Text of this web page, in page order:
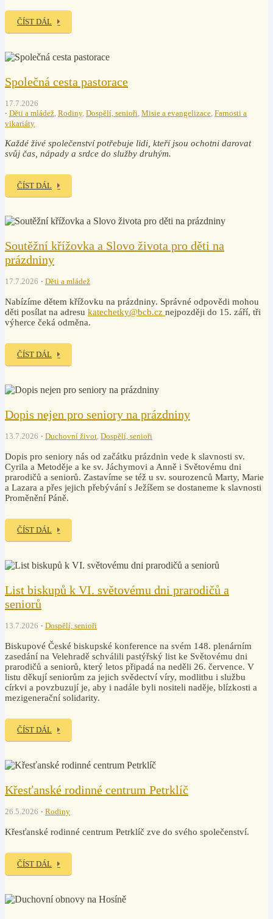
ČÍST DÁL
Společná cesta pastorace
17.7.2026
Děti a mládež, Rodiny, Dospělí, senioři, Misie a evangelizace, Farnosti a
vikariáty
Každé živé společenství potřebuje lidi, kteří jsou ochotni darovat
svůj čas, nápady a srdce do služby druhým.
ČÍST DÁL
Soutěžní křížovka a Slovo života pro děti na
prázdniny
17.7.2026 Děti a mládež
Nabízíme dětem křížovku na prázdniny. Správné odpovědi mohou
děti posílat na adresu katechetky@bcb.cz nejpozději do 15. září, tři
výherce čeká odměna.
ČÍST DÁL
Dopis nejen pro seniory na prázdniny
13.7.2026 Duchovní život, Dospělí, senioři
Dopis pro seniory nás od začátku prázdnin vede k slavnosti sv.
Cyrila a Metoděje a ke sv. Jáchymovi a Anně i Světovému dni
prarodičů a seniorů. Zastavíme se též u sv. sourozenců Marty, Marie
a Lazara a přes jejich přebývání s Ježíšem se dostaneme k slavnosti
Proměnění Páně.
ČÍST DÁL
List biskupů k VI. světovému dni prarodičů a
seniorů
13.7.2026 Dospělí, senioři
Biskupové České biskupské konference na svém 148. plenárním
zasedání na Velehradě schválili pastýřský list ke Světovému dni
prarodičů a seniorů, který letos připadá na neděli 26. července. V
listu děkují seniorům za jejich svědectví víry, modlitbu i službu
církvi a povzbuzují je, aby i nadále byli nositeli naděje, blízkosti a
mezigenerační solidarity.
ČÍST DÁL
Křesťanské rodinné centrum Petrklíč
26.5.2026 Rodiny
Křesťanské rodinné centrum Petrklíč zve do svého společenství.
ČÍST DÁL